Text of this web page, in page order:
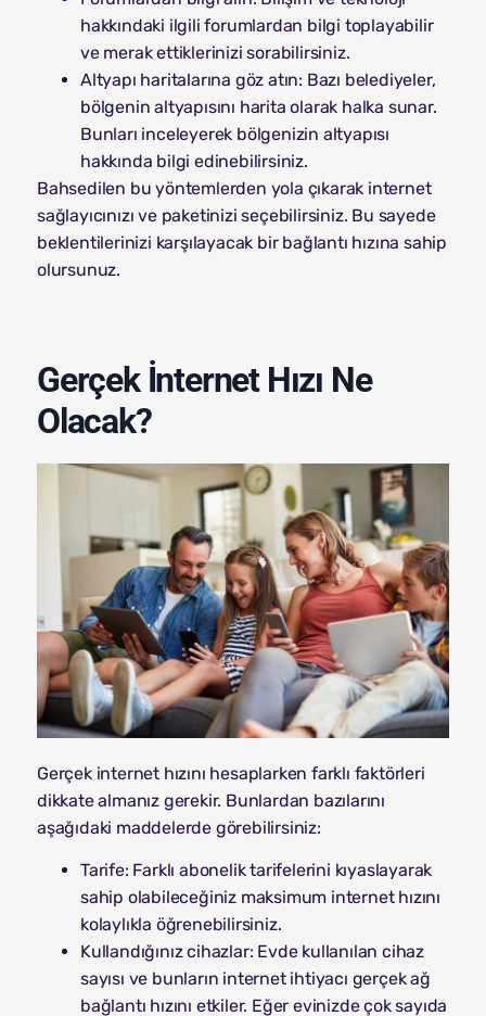
hakkındaki ilgili forumlardan bilgi toplayabilir
ve merak ettiklerinizi sorabilirsiniz.
Altyapı haritalarına göz atın: Bazı belediyeler,
bölgenin altyapısını harita olarak halka sunar.
Bunları inceleyerek bölgenizin altyapısı
hakkında bilgi edinebilirsiniz.
Bahsedilen bu yöntemlerden yola çıkarak internet
sağlayıcınızı ve paketinizi seçebilirsiniz. Bu sayede
beklentilerinizi karşılayacak bir bağlantı hızına sahip
olursunuz.
Gerçek İnternet Hızı Ne
Olacak?
Gerçek internet hızını hesaplarken farklı faktörleri
dikkate almanız gerekir. Bunlardan bazılarını
aşağıdaki maddelerde görebilirsiniz:
Tarife: Farklı abonelik tarifelerini kıyaslayarak
sahip olabileceğiniz maksimum internet hızını
kolaylıkla öğrenebilirsiniz.
Kullandığınız cihazlar: Evde kullanılan cihaz
sayısı ve bunların internet ihtiyacı gerçek ağ
bağlantı hızını etkiler. Eğer evinizde çok sayıda